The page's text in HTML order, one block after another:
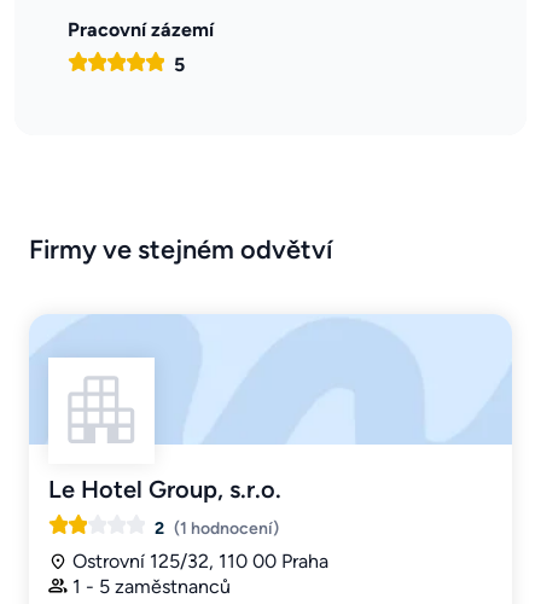
Pracovní zázemí
5
Firmy ve stejném odvětví
Le Hotel Group, s.r.o.
2 (1 hodnocení)
Ostrovní 125/32, 110 00 Praha
1 - 5 zaměstnanců